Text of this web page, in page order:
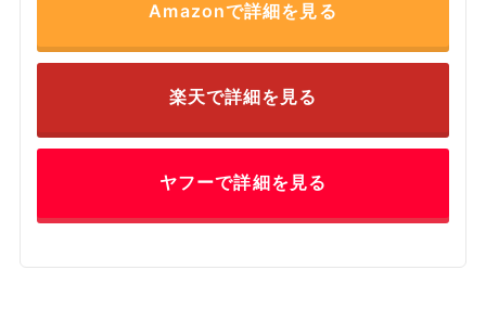
Amazonで詳細を見る
楽天で詳細を見る
ヤフーで詳細を見る